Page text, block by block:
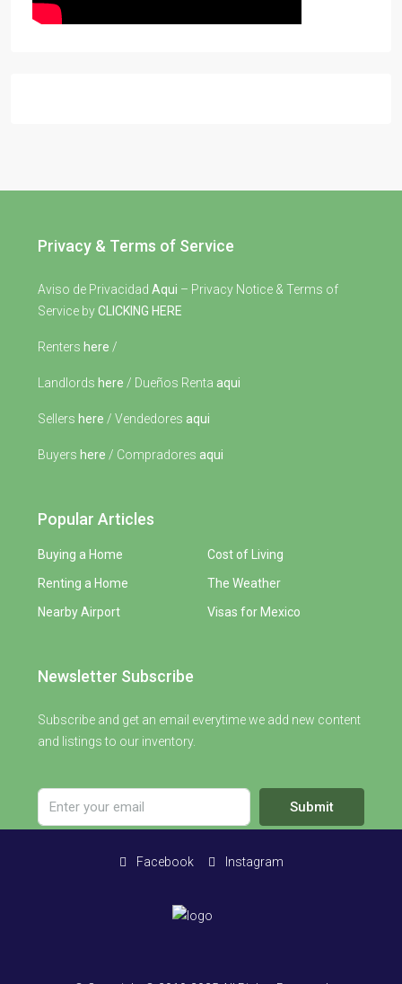
Privacy & Terms of Service
Aviso de Privacidad Aqui – Privacy Notice & Terms of
Service byCLICKING HERE
Renters here /
Landlords here / Dueños Renta aqui
Sellers here / Vendedores aqui
Buyers here / Compradores aqui
Popular Articles
Buying a Home
Renting a Home
Nearby Airport
Cost of Living
The Weather
Visas for Mexico
Newsletter Subscribe
Subscribe and get an email everytime we add new content
and listings to our inventory.
Submit
Facebook Instagram